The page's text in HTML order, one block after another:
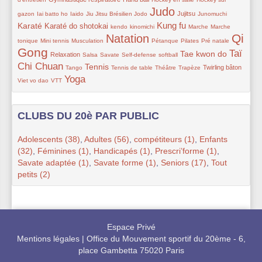
gazon
20/400Iai batto ho
61/400 Iaido
51/400 Jiu Jitsu Brésilien
25/400 Jodo
337/400 Judo
125/400 Jujitsu
28/400 Junomuchi
188/400
Karaté
152/400Karaté do shotokai
28/400 kendo
28/400 kinomichi
233/400 Kung fu
55/400 Marche
32/400 Marche
tonique
86/400Mini tennis
51/400 Musculation
336/400 Natation
69/400 Pétanque
53/400 Pilates
64/400 Pré natale
358/400
Qi
Gong
100/400 Relaxation
55/400 Salsa
67/400 Savate
55/400 Self-defense
80/400 softball
200/400 Tae kwon do
284/400
Taï
Chi Chuan
55/400 Tango
185/400 Tennis
54/400 Tennis de table
37/400 Théâtre
44/400 Trapèze
100/400 Twirling bâton
33/400
Viet vo dao
55/400 VTT
258/400 Yoga
CLUBS DU 20è PAR PUBLIC
Adolescents (38) Adultes (56) compétiteurs (1)
Enfants
(32)
Féminines (1) Handicapés (1) Prescri’forme (1)
Savate adaptée (1)
Savate forme (1) Seniors (17) Tout
petits (2)
Espace Privé
Mentions légales| Office du Mouvement sportif du 20ème - 6,
place Gambetta 75020 Paris